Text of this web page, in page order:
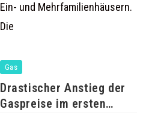
Ein- und Mehrfamilienhäusern.
Die
Gas
Drastischer Anstieg der
Gaspreise im ersten